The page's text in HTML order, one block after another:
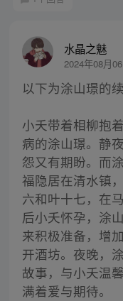
水晶之魅
2024年08月
以下为涂山璟的
小夭带着相柳抱
病的涂山璟。静
怨又有期盼。而
福隐居在清水镇
六和叶十七，在
后小夭怀孕，涂
来积极准备，增
开酒坊。夜晚，
故事，与小夭温
满着爱与期待。